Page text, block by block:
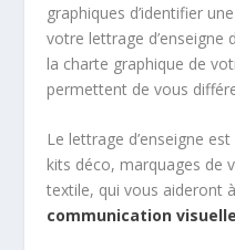
graphiques d’identifier
votre lettrage
la charte graphique de
permettent de vous
Le lettrage d’enseigne
kits déco, marquages de
textile, qui vous aideront
communication visuelle